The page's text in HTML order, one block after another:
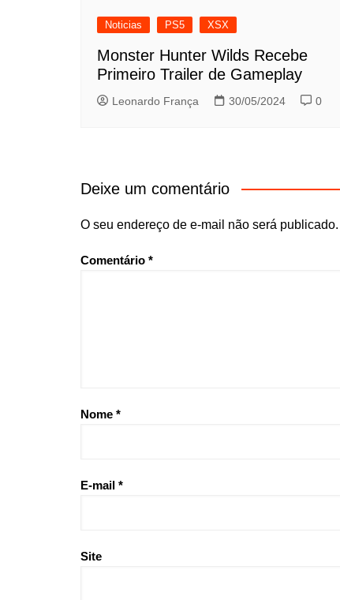
Noticias PS5 XSX
Monster Hunter Wilds Recebe
Primeiro Trailer de Gameplay
Leonardo França 30/05/2024 0
Deixe um comentário
O seu endereço de e-mail não será publicado.
Comentário *
Nome *
E-mail *
Site